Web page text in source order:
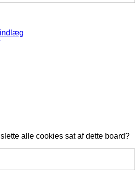
alle cookies sat af dette board?